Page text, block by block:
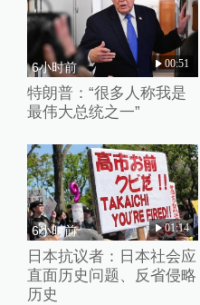
6小时前 00:51
特朗普：“很多人称我是
最伟大总统之一”
6小时前 01:14
日本抗议者：日本社会应
直面历史问题、反省侵略
历史